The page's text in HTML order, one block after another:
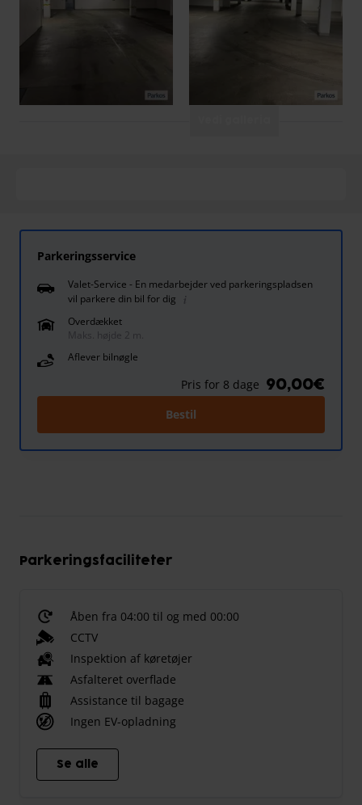
Parkeringsservice
Valet-Service - En medarbejder ved parkeringspladsen
vil parkere din bil for dig
Overdækket
Maks. højde 2 m.
Aflever bilnøgle
Pris for 8 dage 90,00€
Bestil
Parkeringsfaciliteter
Åben fra 04:00 til og med 00:00
CCTV
Inspektion af køretøjer
Asfalteret overflade
Assistance til bagage
Ingen EV-opladning
Se alle